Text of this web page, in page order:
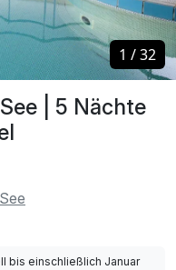
| 5 Nächte
1 /32
1 /32
bis einschließlich Januar